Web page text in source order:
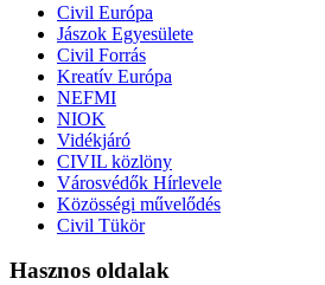
Civil Európa
Jászok Egyesülete
Civil Forrás
Kreatív Európa
NEFMI
NIOK
Vidékjáró
CIVIL közlöny
Városvédők Hírlevele
Közösségi művelődés
Civil Tükör
Hasznos oldalak